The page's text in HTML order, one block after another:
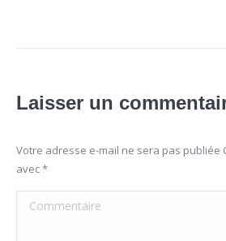
Laisser un
Votre adresse e-mail ne sera pas publiée
avec*
Commentaire